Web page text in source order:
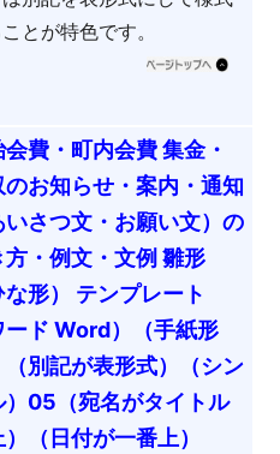
とが特色です。
会費・町内会費 集金・
のお知らせ・案内・通知
いさつ文・お願い文）の
方・例文・文例 雛形
な形） テンプレート
ード Word）（手紙形
（別記が表形式）（シン
）05（宛名がタイトル
（日付が一番上）